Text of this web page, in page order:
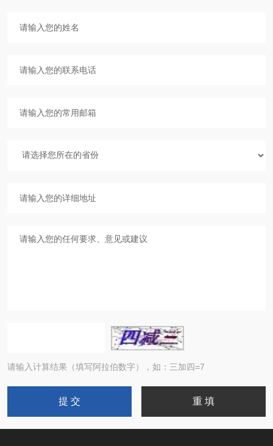
请输入计算结果（填写阿拉伯数字），如：三加四=7